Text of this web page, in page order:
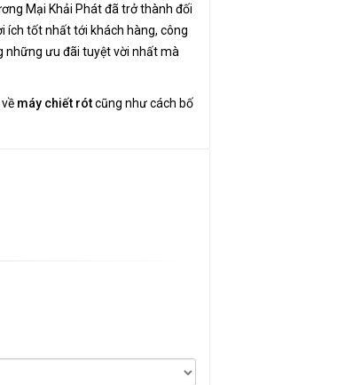
Mại Khải Phát đã trở thành đối
ích tốt nhất tới khách hàng, công
những ưu đãi tuyệt vời nhất mà
máy chiết rótcũng như cách bố